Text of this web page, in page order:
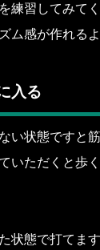
練習してみて
ム感が作れる
入る
い状態ですと
いただくと歩
状態で打てま